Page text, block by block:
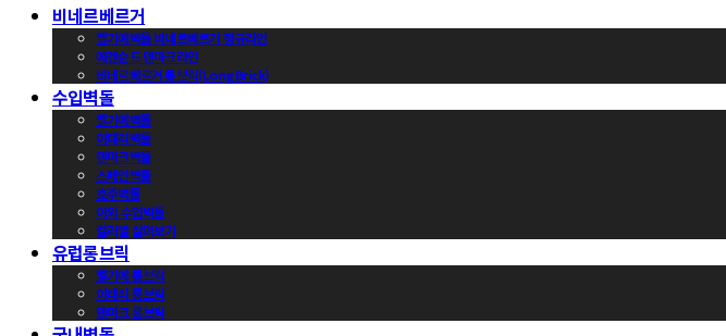
비네르베르거
벨기에벽돌 비네르베르거 정규라인
에겐순드 덴마크라인
비네르베르거 롱브릭(Long Brick)
수입벽돌
벨기에벽돌
이태리벽돌
덴마크벽돌
스페인벽돌
호주벽돌
이외 수입벽돌
컬러별 살펴보기
유럽롱브릭
벨기에 롱브릭
이태리 롱브릭
덴마크 롱브릭